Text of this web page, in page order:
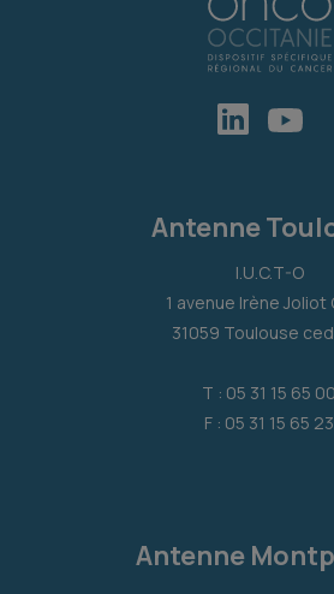
Antenne
I.U.C.T-O
1 avenue Irène Joliot
31059 Toulouse
T : 05 31 15 65 00
F : 05 31 15 65 23
Antenne